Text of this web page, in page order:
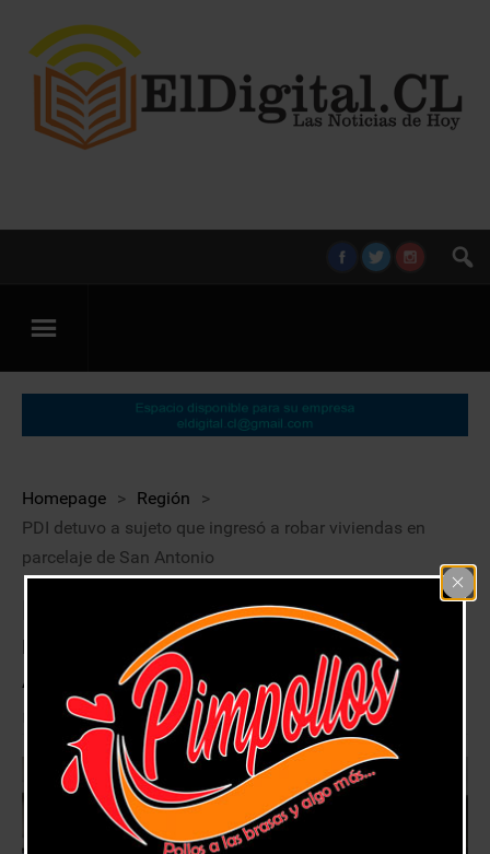
Homepage > Región
>
PDI detuvo a sujeto que ingresó a robar viviendas en
parcelaje de San Antonio
PDI detuvo a sujeto que ingresó a
robar viviendas en parcelaje de San
Antonio
23 septiembre, 2020 Región